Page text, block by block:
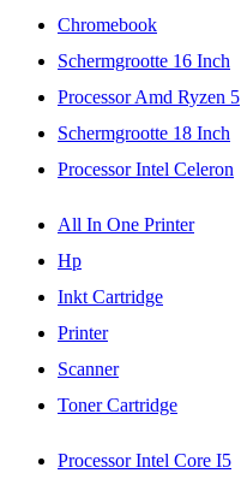
Chromebook
Schermgrootte 16 Inch
Processor Amd Ryzen 5
Schermgrootte 18 Inch
Processor Intel Celeron
All In One Printer
Hp
Inkt Cartridge
Printer
Scanner
Toner Cartridge
Processor Intel Core I5